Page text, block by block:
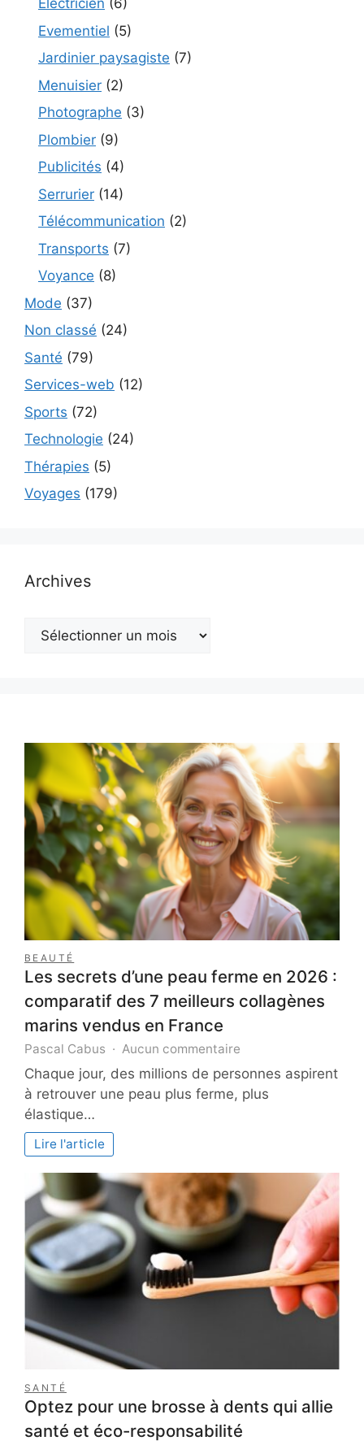
Electricien (6)
Evementiel (5)
Jardinier paysagiste (7)
Menuisier (2)
Photographe (3)
Plombier (9)
Publicités (4)
Serrurier (14)
Télécommunication (2)
Transports (7)
Voyance (8)
Mode (37)
Non classé (24)
Santé (79)
Services-web (12)
Sports (72)
Technologie (24)
Thérapies (5)
Voyages (179)
Archives
Archives
BEAUTÉ
Les secrets d’une peau ferme en 2026 :
comparatif des 7 meilleurs collagènes
marins vendus en France
Pascal Cabus Aucun commentaire
secrets
d’une
2026
:
comparatif
des
meilleurs
collagènes
marins
vendus
Chaque jour, des millions de personnes aspirent
à retrouver une peau plus ferme, plus
élastique…
Lire l'article
SANTÉ
Optez pour une brosse à dents qui allie
santé et éco-responsabilité